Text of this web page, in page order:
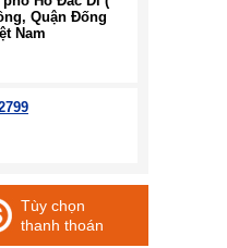
Quận Đống
Nam
Tùy chọn
thanh thoán